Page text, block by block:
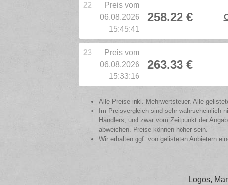
22
Preis vom
06.08.2026
15:45:41
258.22 €
23
Preis vom
06.08.2026
15:33:16
263.33 €
Alle Preise inkl. Mehrwertsteuer. Alle
Im Preisvergleich sind sehr wahrscheinlich
Händlers, und zwar vom Zeitpunkt der
abweichen. Preise können höher sein.
Wir erhalten ggf. von gelisteten Anbietern
Logos,